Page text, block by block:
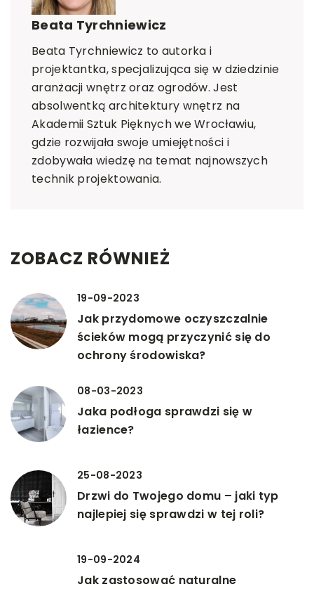
Beata Tyrchniewicz
Beata Tyrchniewicz to autorka i
projektantka, specjalizująca się w dziedzinie
aranżacji wnętrz oraz ogrodów. Jest
absolwentką architektury wnętrz na
Akademii Sztuk Pięknych we Wrocławiu,
gdzie rozwijała swoje umiejętności i
zdobywała wiedzę na temat najnowszych
technik projektowania.
ZOBACZ RÓWNIEŻ
19-09-2023
Jak przydomowe oczyszczalnie
ścieków mogą przyczynić się do
ochrony środowiska?
08-03-2023
Jaka podłoga sprawdzi się w
łazience?
25-08-2023
Drzwi do Twojego domu – jaki typ
najlepiej się sprawdzi w tej roli?
19-09-2024
Jak zastosować naturalne